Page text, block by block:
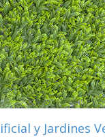
y Jardines